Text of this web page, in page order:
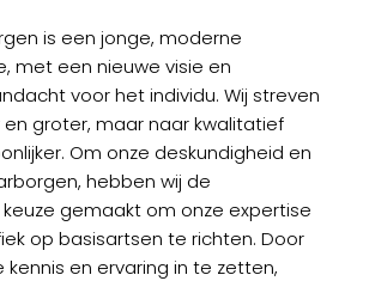
is een jonge, moderne
met een nieuwe visie en
voor het individu. Wij streven
groter, maar naar kwalitatief
Om onze deskundigheid en
hebben wij de
gemaakt om onze expertise
op basisartsen te richten. Door
kennis en ervaring in te zetten,